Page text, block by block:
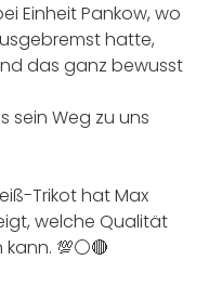
Einheit Pankow, wo
hatte,
das ganz bewusst
sein Weg zu uns
Trikot hat Max
welche Qualität
💯⚪🔴